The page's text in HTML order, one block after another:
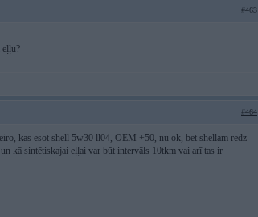
#463
#464
kas esot shell 5w30 ll04, OEM +50, nu ok, bet shellam redz
kā sintētiskajai eļļai var būt intervāls 10tkm vai arī tas ir